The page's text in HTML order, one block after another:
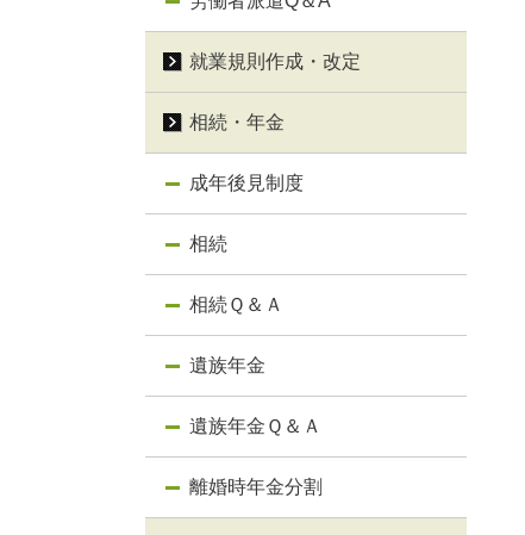
就業規則作成・改定
相続・年金
成年後見制度
相続
相続Ｑ＆Ａ
遺族年金
遺族年金Ｑ＆Ａ
離婚時年金分割